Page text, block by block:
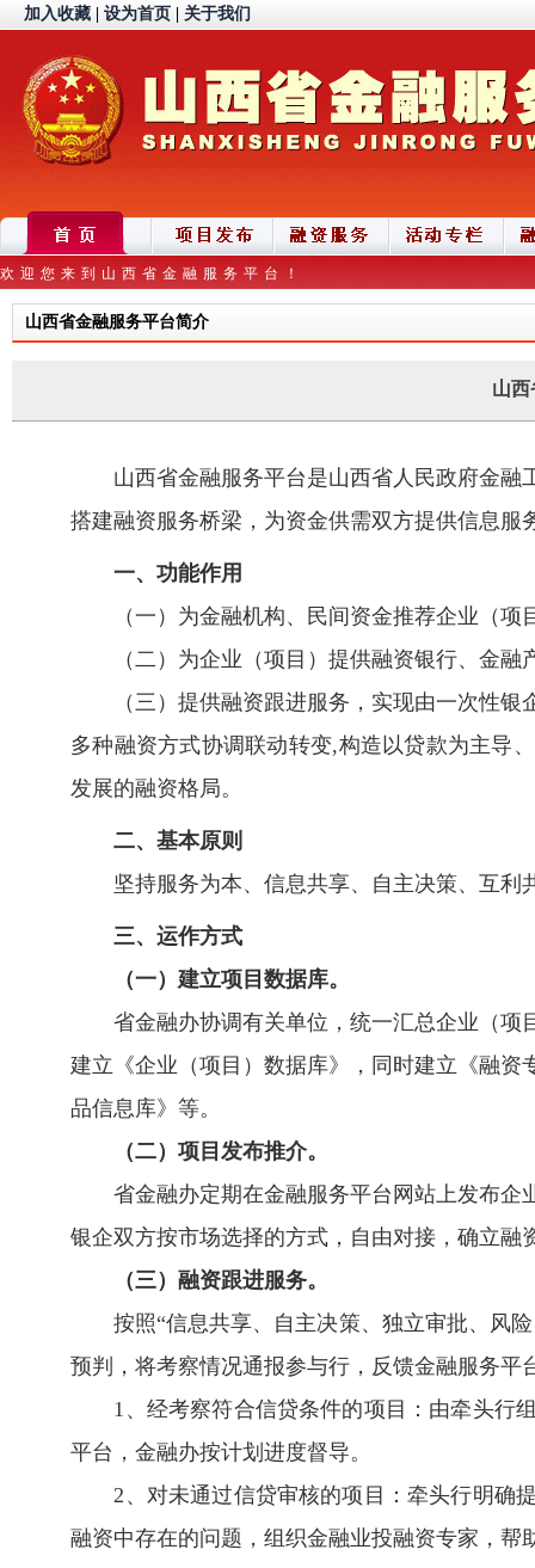
加入收藏 设为首页 关于我们
欢迎您来到山西省金融服务平台！
山西省金融服务平台简介
山
山西省金融服务平台是山西省人民政府金融
搭建融资服务桥梁，为资金供需双方提供信息服
一、功能作用
（一）为金融机构、民间资金推荐企业（项
（二）为企业（项目）提供融资银行、金融
（三）提供融资跟进服务，实现由一次性银
多种融资方式协调联动转变,构造以贷款为主导
发展的融资格局。
二、基本原则
坚持服务为本、信息共享、自主决策、互利
三、运作方式
（一）建立项目数据库。
省金融办协调有关单位，统一汇总企业（项
建立《企业（项目）数据库》，同时建立《融
品信息库》等。
（二）项目发布推介。
省金融办定期在金融服务平台网站上发布企
银企双方按市场选择的方式，自由对接，确立融
（三）融资跟进服务。
按照“信息共享、自主决策、独立审批、风险
预判，将考察情况通报参与行，反馈金融服务平
1、经考察符合信贷条件的项目：由牵头行组
平台，金融办按计划进度督导。
2、对未通过信贷审核的项目：牵头行明确提
融资中存在的问题，组织金融业投融资专家，